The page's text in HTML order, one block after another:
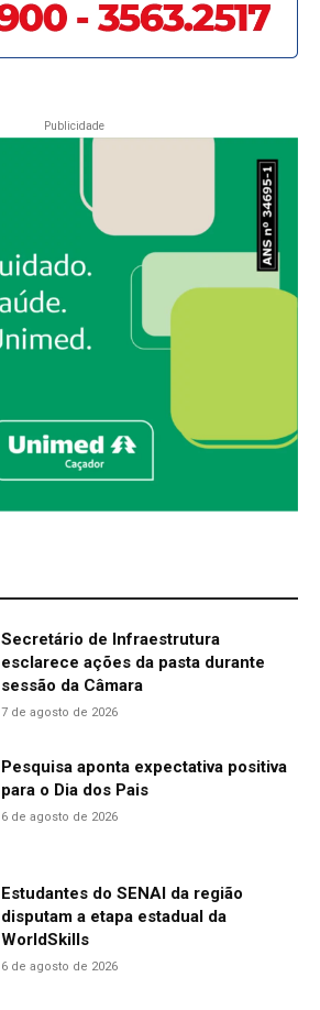
Publicidade
Secretário de Infraestrutura
esclarece ações da pasta durante
sessão da Câmara
7 de agosto de 2026
Pesquisa aponta expectativa positiva
para o Dia dos Pais
6 de agosto de 2026
Estudantes do SENAI da região
disputam a etapa estadual da
WorldSkills
6 de agosto de 2026